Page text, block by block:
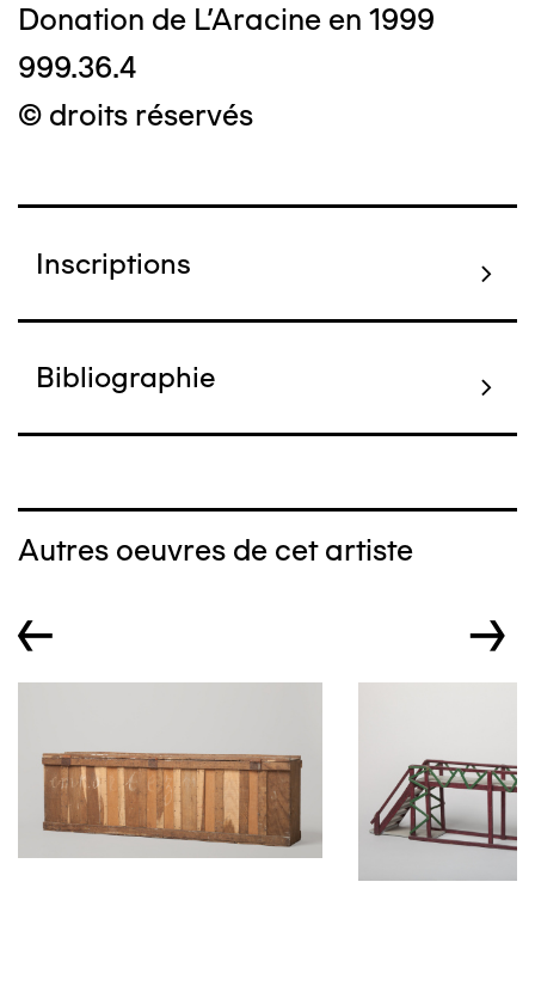
Donation de L'Aracine en 1999
999.36.4
© droits réservés
Inscriptions
Bibliographie
Autres oeuvres de cet artiste
← →